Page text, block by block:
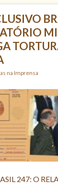
na Imprensa
247: O